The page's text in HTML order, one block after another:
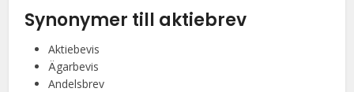
Synonymer till aktiebrev
Aktiebevis
Ägarbevis
Andelsbrev